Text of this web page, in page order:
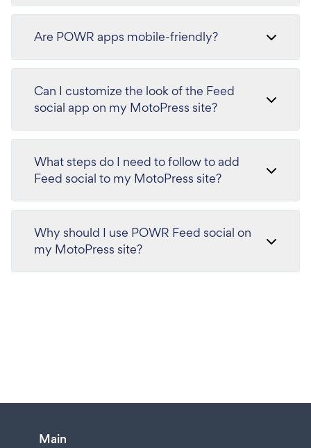
Are POWR apps mobile-friendly?
Can I customize the look of the Feed
social app on my MotoPress site?
What steps do I need to follow to add
Feed social to my MotoPress site?
Why should I use POWR Feed social on
my MotoPress site?
Main